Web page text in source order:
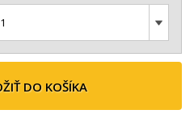
1
DO KOŠÍKA